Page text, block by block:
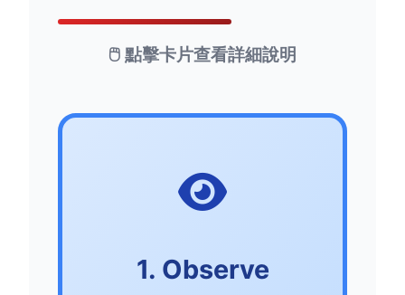
🖱️ 點擊卡片查看詳細說明
1. Observe